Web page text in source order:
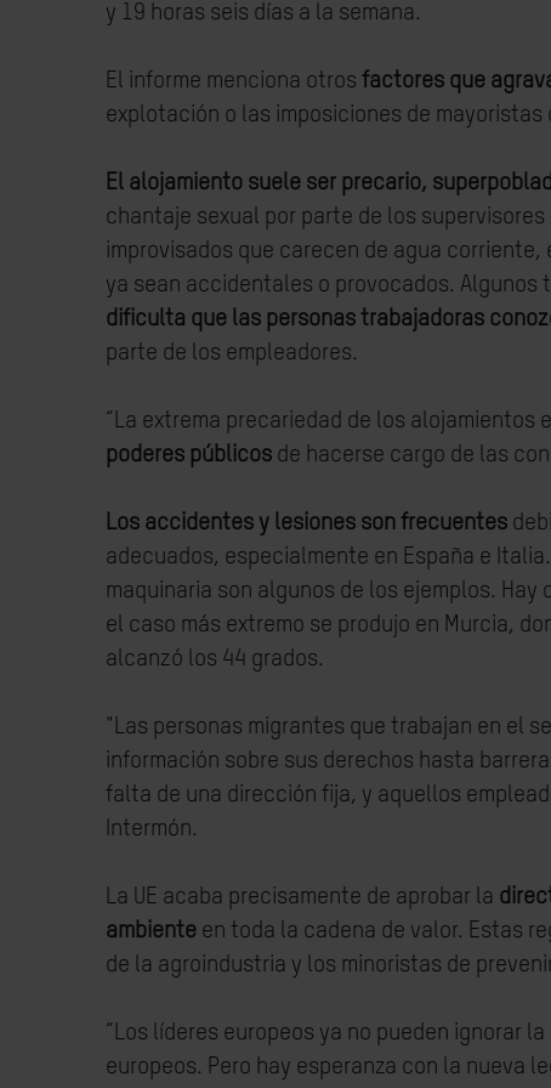
y 19 horas seis días a la semana.
El informe menciona otros factores que
explotación o las imposiciones de
El alojamiento suele ser precario,
chantaje sexual por parte de los
improvisados que carecen de agua
ya sean accidentales o provocados. Algunos
dificulta que las personas trabajadoras
parte de los empleadores.
“La extrema precariedad de los
poderes públicos de hacerse cargo de las
Los accidentes y lesiones son frecuentes
adecuados, especialmente en España e
maquinaria son algunos de los ejemplos.
el caso más extremo se produjo en Murcia,
alcanzó los 44 grados.
"Las personas migrantes que trabajan en el
información sobre sus derechos hasta
falta de una dirección fija, y aquellos
Intermón.
La UE acaba precisamente de aprobar la
ambiente en toda la cadena de valor. Estas
de la agroindustria y los minoristas de
“Los líderes europeos ya no pueden ignorar
europeos. Pero hay esperanza con la nueva